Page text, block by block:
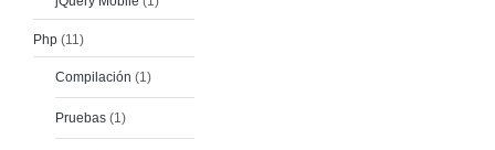
Php (11)
Compilación (1)
Pruebas (1)